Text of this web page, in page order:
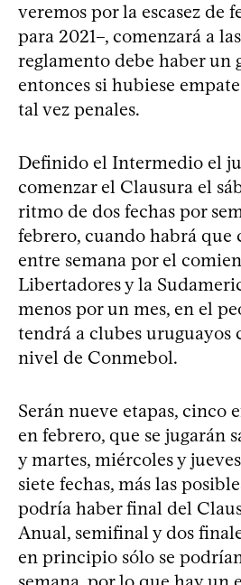
veremos por la escasez de
para 2021–, comenzará a
reglamento debe haber un
entonces si hubiese
tal vez penales.
Definido el Intermedio el
comenzar el Clausura el
ritmo de dos fechas por
febrero, cuando habrá que
entre semana por el
Libertadores y la
menos por un mes, en el
tendrá a clubes uruguayos
nivel de Conmebol.
Serán nueve etapas, cinco
en febrero, que se jugarán
y martes, miércoles y
siete fechas, más las
podría haber final del
Anual, semifinal y dos
en principio sólo se